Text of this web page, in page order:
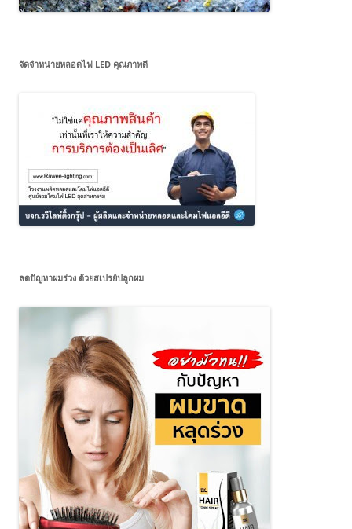
จัดจำหน่ายหลอดไฟ LED คุณภาพดี
ลดปัญหาผมร่วง ด้วยสเปรย์ปลูกผม